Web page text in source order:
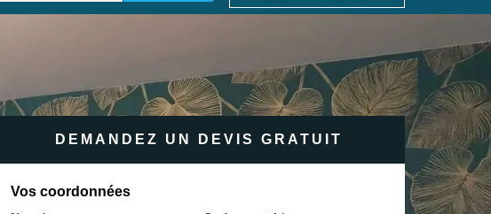
DEMANDEZ UN DEVIS GRATUIT
Vos coordonnées